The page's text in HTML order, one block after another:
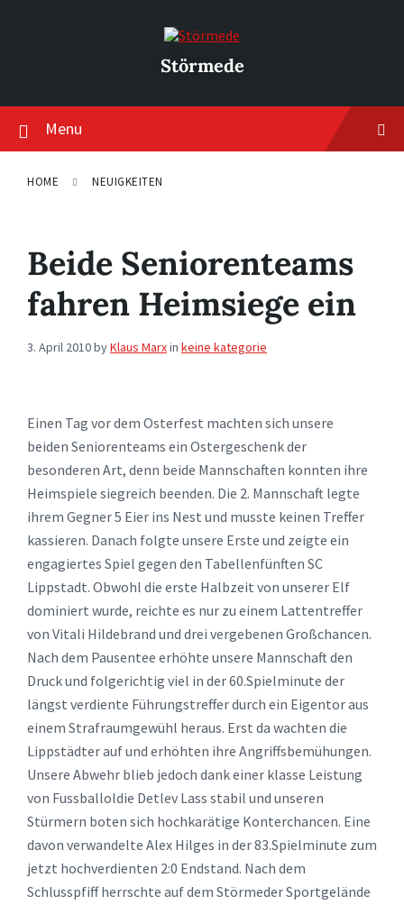
Störmede
Menu
HOME NEUIGKEITEN
Beide Seniorenteams
fahren Heimsiege ein
3. April 2010byKlaus Marxin keine kategorie
Einen Tag vor dem Osterfest machten sich unsere
beiden Seniorenteams ein Ostergeschenk der
besonderen Art, denn beide Mannschaften konnten ihre
Heimspiele siegreich beenden. Die 2. Mannschaft legte
ihrem Gegner 5 Eier ins Nest und musste keinen Treffer
kassieren. Danach folgte unsere Erste und zeigte ein
engagiertes Spiel gegen den Tabellenfünften SC
Lippstadt. Obwohl die erste Halbzeit von unserer Elf
dominiert wurde, reichte es nur zu einem Lattentreffer
von Vitali Hildebrand und drei vergebenen Großchancen.
Nach dem Pausentee erhöhte unsere Mannschaft den
Druck und folgerichtig viel in der 60.Spielminute der
längst verdiente Führungstreffer durch ein Eigentor aus
einem Strafraumgewühl heraus. Erst da wachten die
Lippstädter auf und erhöhten ihre Angriffsbemühungen.
Unsere Abwehr blieb jedoch dank einer klasse Leistung
von Fussballoldie Detlev Lass stabil und unseren
Stürmern boten sich hochkarätige Konterchancen. Eine
davon verwandelte Alex Hilges in der 83.Spielminute zum
jetzt hochverdienten 2:0 Endstand. Nach dem
Schlusspfiff herrschte auf dem Störmeder Sportgelände